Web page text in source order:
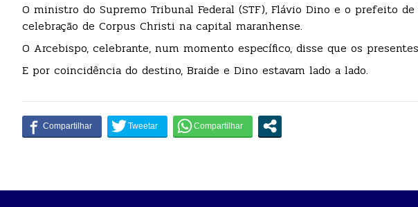
O ministro do Supremo Tribunal Federal (STF), Flávio Dino e o prefeito de
celebração de Corpus Christi na capital maranhense.
O Arcebispo, celebrante, num momento específico, disse que os
E por coincidência do destino, Braide e Dino estavam lado a lado.